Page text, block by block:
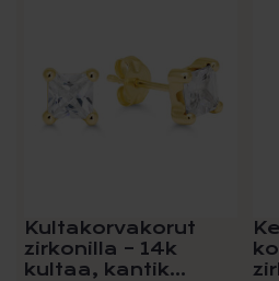
Kultakorvakorut
zirkonilla – 14k
kultaa, kantik...